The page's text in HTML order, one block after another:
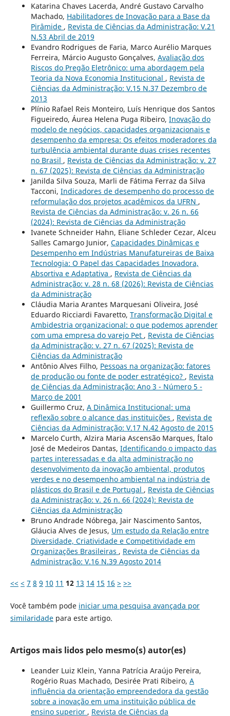
Katarina Chaves Lacerda, André Gustavo Carvalho
Machado, Habilitadores de Inovação para a Base da
Pirâmide , Revista de Ciências da Administração: V.21
N.53 Abril de 2019
Evandro Rodrigues de Faria, Marco Aurélio Marques
Ferreira, Márcio Augusto Gonçalves, Avaliação dos
Riscos do Pregão Eletrônico: uma abordagem pela
Teoria da Nova Economia Institucional , Revista de
Ciências da Administração: V.15 N.37 Dezembro de
2013
Plínio Rafael Reis Monteiro, Luís Henrique dos Santos
Figueiredo, Áurea Helena Puga Ribeiro, Inovação do
modelo de negócios, capacidades organizacionais e
desempenho da empresa: Os efeitos moderadores da
turbulência ambiental durante duas crises recentes
no Brasil , Revista de Ciências da Administração: v. 27
n. 67 (2025): Revista de Ciências da Administração
Janilda Silva Souza, Marli de Fátima Ferraz da Silva
Tacconi, Indicadores de desempenho do processo de
reformulação dos projetos acadêmicos da UFRN ,
Revista de Ciências da Administração: v. 26 n. 66
(2024): Revista de Ciências da Administração
Ivanete Schneider Hahn, Eliane Schleder Cezar, Alceu
Salles Camargo Junior, Capacidades Dinâmicas e
Desempenho em Indústrias Manufatureiras de Baixa
Tecnologia: O Papel das Capacidades Inovadora,
Absortiva e Adaptativa , Revista de Ciências da
Administração: v. 28 n. 68 (2026): Revista de Ciências
da Administração
Cláudia Maria Arantes Marquesani Oliveira, José
Eduardo Ricciardi Favaretto, Transformação Digital e
Ambidestria organizacional: o que podemos aprender
com uma empresa do varejo Pet , Revista de Ciências
da Administração: v. 27 n. 67 (2025): Revista de
Ciências da Administração
Antônio Alves Filho, Pessoas na organização: fatores
de produção ou fonte de poder estratégico? , Revista
de Ciências da Administração: Ano 3 - Número 5 -
Março de 2001
Guillermo Cruz, A Dinâmica Institucional: uma
reflexão sobre o alcance das instituições , Revista de
Ciências da Administração: V.17 N.42 Agosto de 2015
Marcelo Curth, Alzira Maria Ascensão Marques, Ítalo
José de Medeiros Dantas, Identificando o impacto das
partes interessadas e da alta administração no
desenvolvimento da inovação ambiental, produtos
verdes e no desempenho ambiental na indústria de
plásticos do Brasil e de Portugal , Revista de Ciências
da Administração: v. 26 n. 66 (2024): Revista de
Ciências da Administração
Bruno Andrade Nóbrega, Jair Nascimento Santos,
Gláucia Alves de Jesus, Um estudo da Relação entre
Diversidade, Criatividade e Competitividade em
Organizações Brasileiras , Revista de Ciências da
Administração: V.16 N.39 Agosto 2014
<< < 7 8 9 10 11 12 13 14 15 16 > >>
Você também pode iniciar uma pesquisa avançada por
similaridadepara este artigo.
Artigos mais lidos pelo mesmo(s) autor(es)
Leander Luiz Klein, Yanna Patrícia Araújo Pereira,
Rogério Ruas Machado, Desirée Prati Ribeiro, A
influência da orientação empreendedora da gestão
sobre a inovação em uma instituição pública de
ensino superior , Revista de Ciências da